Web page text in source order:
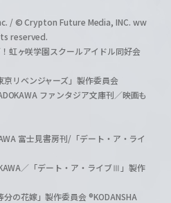
/ © Crypton Future Media, INC. ww
reserved.
虹ヶ咲学園スクールアイドル同好会
リベンジャーズ」製作委員会
ファンタジア文庫刊／映画も
富士見書房刊/「デート・ア・ライ
／「デート・ア・ライブⅢ」製作
の花嫁」製作委員会 ®KODANSHA